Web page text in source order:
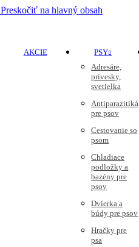
Preskočiť na hlavný obsah
AKCIE
PSY
Adresáre,
prívesky,
svetielka
Antiparazitiká
pre psov
Cestovanie so
psom
Chladiace
podložky a
bazény pre
psov
Dvierka a
búdy pre psov
Hračky pre
psa